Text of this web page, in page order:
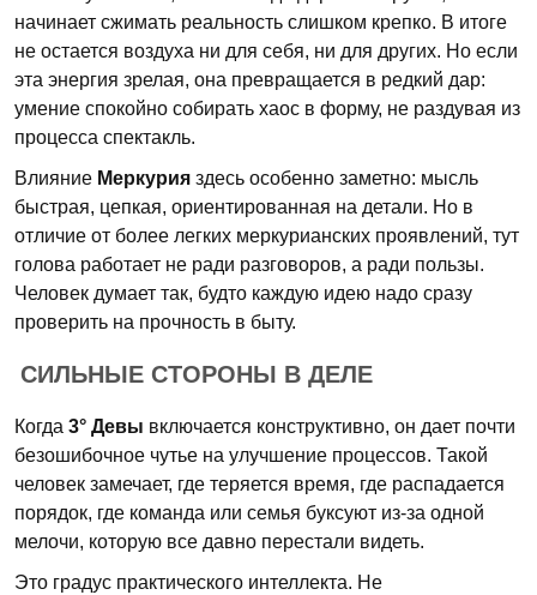
начинает сжимать реальность слишком крепко. В итоге
не остается воздуха ни для себя, ни для других. Но если
эта энергия зрелая, она превращается в редкий дар:
умение спокойно собирать хаос в форму, не раздувая из
процесса спектакль.
Влияние Меркурия здесь особенно заметно: мысль
быстрая, цепкая, ориентированная на детали. Но в
отличие от более легких меркурианских проявлений, тут
голова работает не ради разговоров, а ради пользы.
Человек думает так, будто каждую идею надо сразу
проверить на прочность в быту.
СИЛЬНЫЕ СТОРОНЫ В ДЕЛЕ
Когда 3° Девы включается конструктивно, он дает почти
безошибочное чутье на улучшение процессов. Такой
человек замечает, где теряется время, где распадается
порядок, где команда или семья буксуют из-за одной
мелочи, которую все давно перестали видеть.
Это градус практического интеллекта. Не